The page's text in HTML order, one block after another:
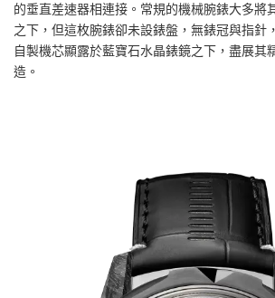
的垂直差速器相連接。常規的機械腕錶大多將
之下，但這枚腕錶卻未設錶盤，無錶冠與指針
自製機芯顯露於藍寶石水晶錶鏡之下，盡展其
造。